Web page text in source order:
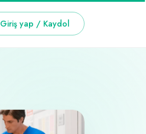
Giriş yap / Kaydol